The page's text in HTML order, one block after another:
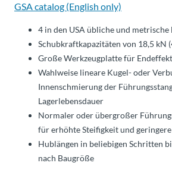
GSA catalog (English only)
4 in den USA übliche und metrische
Schubkraftkapazitäten von 18,5 kN
Große Werkzeugplatte für
Wahlweise lineare Kugel- oder
Innenschmierung der
Lagerlebensdauer
Normaler oder übergroßer
für erhöhte Steifigkeit und
Hublängen in beliebigen Schritten
nach Baugröße